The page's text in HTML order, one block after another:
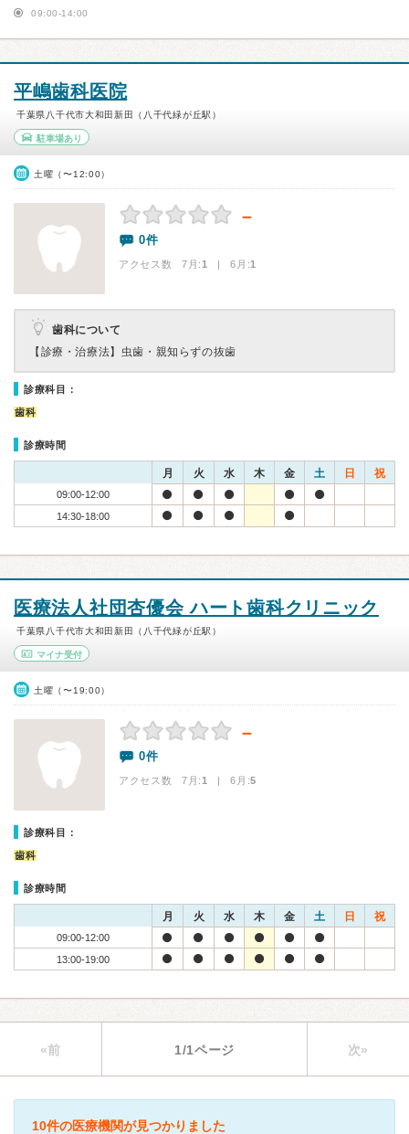
09:00-14:00
平嶋歯科医院
千葉県八千代市大和田新田（八千代緑が丘駅）
駐車場あり
土曜（〜12:00）
－
0件
アクセス数 7月:1 | 6月:1
歯科について
【診療・治療法】 虫歯・親知らずの抜歯
診療科目：
歯科
診療時間
月 火 水 木 金 土 日 祝
09:00-12:00
14:30-18:00
医療法人社団杏優会 ハート歯科クリニック
千葉県八千代市大和田新田（八千代緑が丘駅）
マイナ受付
土曜（〜19:00）
－
0件
アクセス数 7月:1 | 6月:5
診療科目：
歯科
診療時間
月 火 水 木 金 土 日 祝
09:00-12:00
13:00-19:00
«前 1/1ページ 次»
10件の医療機関が見つかりました